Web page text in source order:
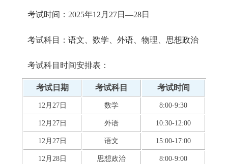
考试时间：2025年12月27日—28日
考试科目：语文、数学、外语、物理、思想政治
考试科目时间安排表：
考试日期 考试科目 考试时间
12月27日 数学 8:00-9:30
12月27日 外语 10:30-12:00
12月27日 语文 15:00-17:00
12月28日 思想政治 8:00-9:00